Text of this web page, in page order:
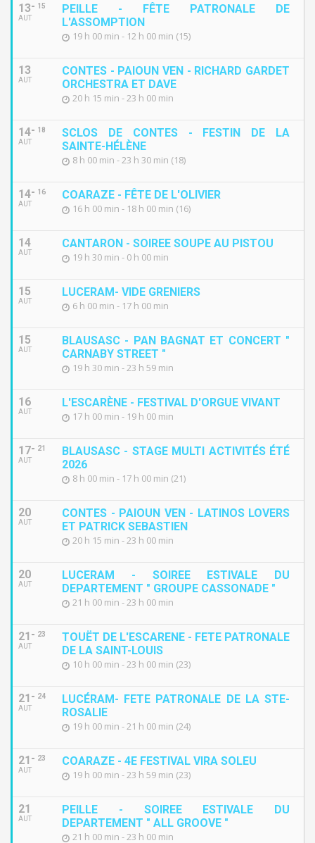
13
AUT
15
PEILLE - FÊTE PATRONALE DE
L'ASSOMPTION
19 h 00 min - 12 h 00 min (15)
13
AUT
CONTES - PAIOUN VEN - RICHARD GARDET
ORCHESTRA ET DAVE
20 h 15 min - 23 h 00 min
14
AUT
18
SCLOS DE CONTES - FESTIN DE LA
SAINTE-HÉLÈNE
8 h 00 min - 23 h 30 min (18)
14
AUT
16 COARAZE - FÊTE DE L'OLIVIER
16 h 00 min - 18 h 00 min (16)
14
AUT
CANTARON - SOIREE SOUPE AU PISTOU
19 h 30 min - 0 h 00 min
15
AUT
LUCERAM- VIDE GRENIERS
6 h 00 min - 17 h 00 min
15
AUT
BLAUSASC - PAN BAGNAT ET CONCERT "
CARNABY STREET "
19 h 30 min - 23 h 59 min
16
AUT
L'ESCARÈNE - FESTIVAL D'ORGUE VIVANT
17 h 00 min - 19 h 00 min
17
AUT
21
BLAUSASC - STAGE MULTI ACTIVITÉS ÉTÉ
2026
8 h 00 min - 17 h 00 min (21)
20
AUT
CONTES - PAIOUN VEN - LATINOS LOVERS
ET PATRICK SEBASTIEN
20 h 15 min - 23 h 00 min
20
AUT
LUCERAM - SOIREE ESTIVALE DU
DEPARTEMENT " GROUPE CASSONADE "
21 h 00 min - 23 h 00 min
21
AUT
23
TOUËT DE L'ESCARENE - FETE PATRONALE
DE LA SAINT-LOUIS
10 h 00 min - 23 h 00 min (23)
21
AUT
24
LUCÉRAM- FETE PATRONALE DE LA STE-
ROSALIE
19 h 00 min - 21 h 00 min (24)
21
AUT
23 COARAZE - 4E FESTIVAL VIRA SOLEU
19 h 00 min - 23 h 59 min (23)
21
AUT
PEILLE - SOIREE ESTIVALE DU
DEPARTEMENT " ALL GROOVE "
21 h 00 min - 23 h 00 min